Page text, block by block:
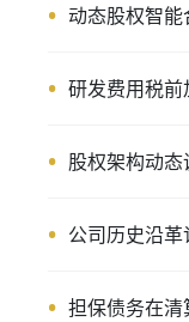
动态股权智
研发费用税
股权架构动
公司历史沿
担保债务在